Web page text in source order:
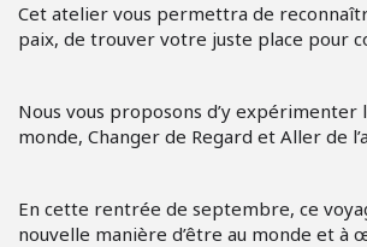
Cet atelier vous permettra de
paix, de trouver votre juste place pour
Nous vous proposons d’y
monde, Changer de Regard et Aller de
En cette rentrée de septembre, ce
nouvelle manière d’être au monde et à